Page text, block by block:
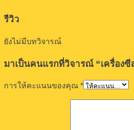
รีวิว
ยังไม่มีบทวิจารณ์
มาเป็นคนแรกที่วิจารณ์ “เครื่อง
การให้คะแนนของคุณ *